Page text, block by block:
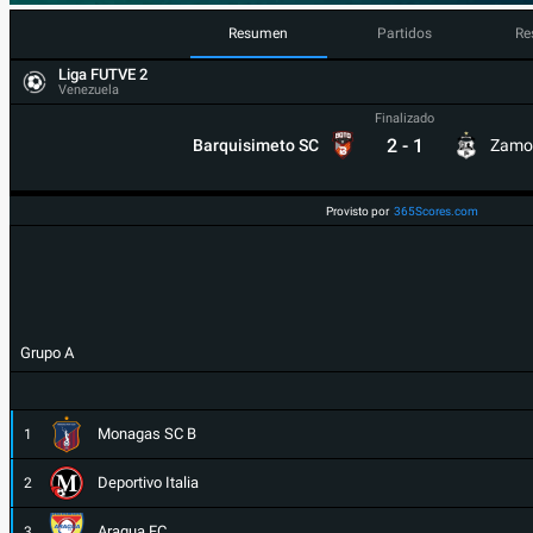
Resumen Partidos
Liga FUTVE 2
Venezuela
Barquisimeto SC
Finalizado
2 - 1
Provisto por 365Scores.com
Grupo A
1 Monagas SC B
2 Deportivo Italia